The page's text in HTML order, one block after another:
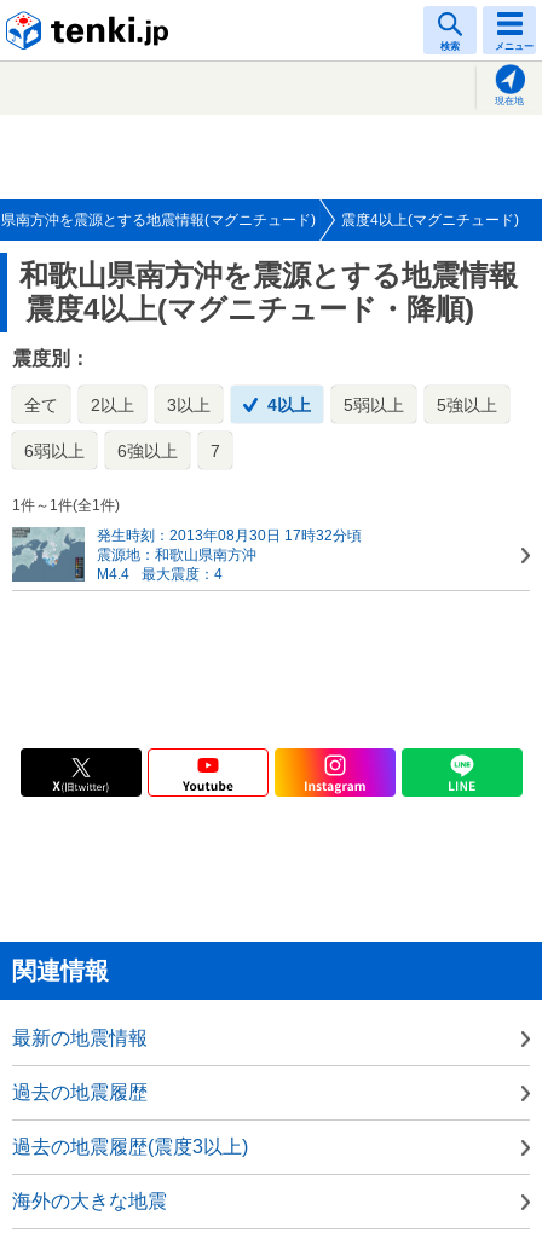
検索 メニュー
現在地
南方沖を震源とする地震情報(マグニチュード) 震度4以上(マグニチュード)
和歌山県南方沖を震源とする地震情報
震度4以上(マグニチュード・降順)
震度別：
全て 2以上 3以上 4以上 5弱以上 5強以上
6弱以上 6強以上 7
1件～1件(全1件)
発生時刻：2013年08月30日 17時32分頃
震源地：和歌山県南方沖
M4.4
最大震度：4
関連情報
最新の地震情報
過去の地震履歴
過去の地震履歴(震度3以上)
海外の大きな地震